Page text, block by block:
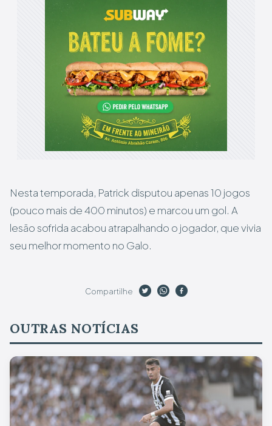
Nesta temporada, Patrick disputou apenas 10 jogos
(pouco mais de 400 minutos) e marcou um gol. A
lesão sofrida acabou atrapalhando o jogador, que vivia
seu melhor momento no Galo.
Compartilhe
OUTRAS NOTÍCIAS